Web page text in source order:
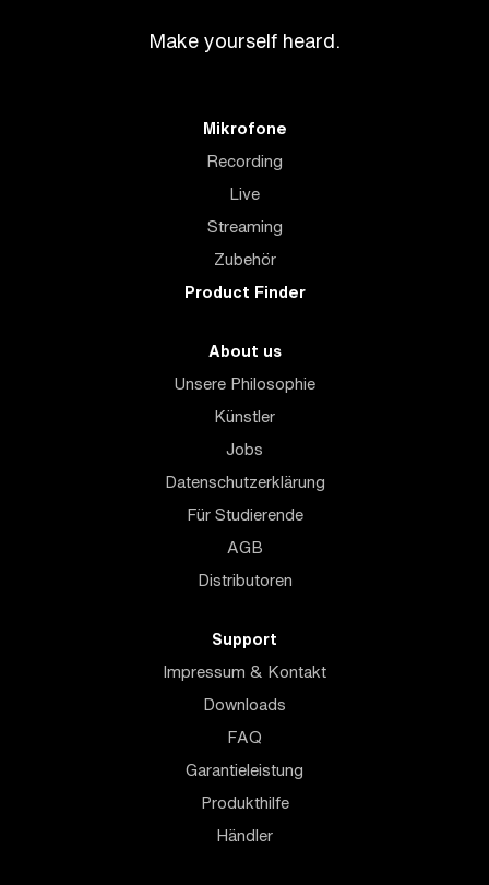
Make yourself heard.
Mikrofone
Recording
Live
Streaming
Zubehör
Product Finder
About us
Unsere Philosophie
Künstler
Jobs
Datenschutzerklärung
Für Studierende
AGB
Distributoren
Support
Impressum & Kontakt
Downloads
FAQ
Garantieleistung
Produkthilfe
Händler